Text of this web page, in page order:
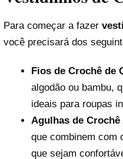
Para começar a fazer
você precisará dos
Fios de Crochê de
algodão ou bambu,
ideais para roupas
Agulhas de Crochê
que combinem com
que sejam